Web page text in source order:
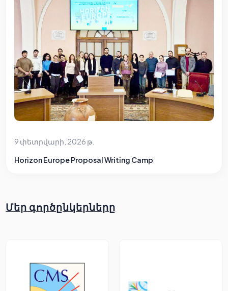
9 փետրվարի, 2026 թ.
Horizon Europe Proposal Writing Camp
Մեր գործընկերները